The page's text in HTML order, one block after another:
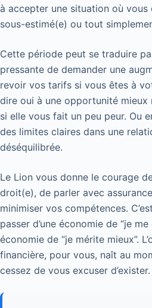
à accepter une situation où vous
sous-estimé(e) ou tout
Cette période peut se traduire
pressante de demander une
revoir vos tarifs si vous êtes à
dire oui à une opportunité mieux
si elle vous fait un peu peur. Ou
des limites claires dans une
déséquilibrée.
Le Lion vous donne le courage
droit(e), de parler avec
minimiser vos compétences.
passer d’une économie de “je
économie de “je mérite mieux”.
financière, pour vous, naît au
cessez de vous excuser d’exister.